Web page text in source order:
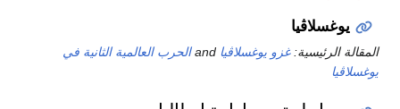
يوغسلاڤيا
الرئيسية:غزو يوغسلاڤياand
الحرب العالمية الثانية في